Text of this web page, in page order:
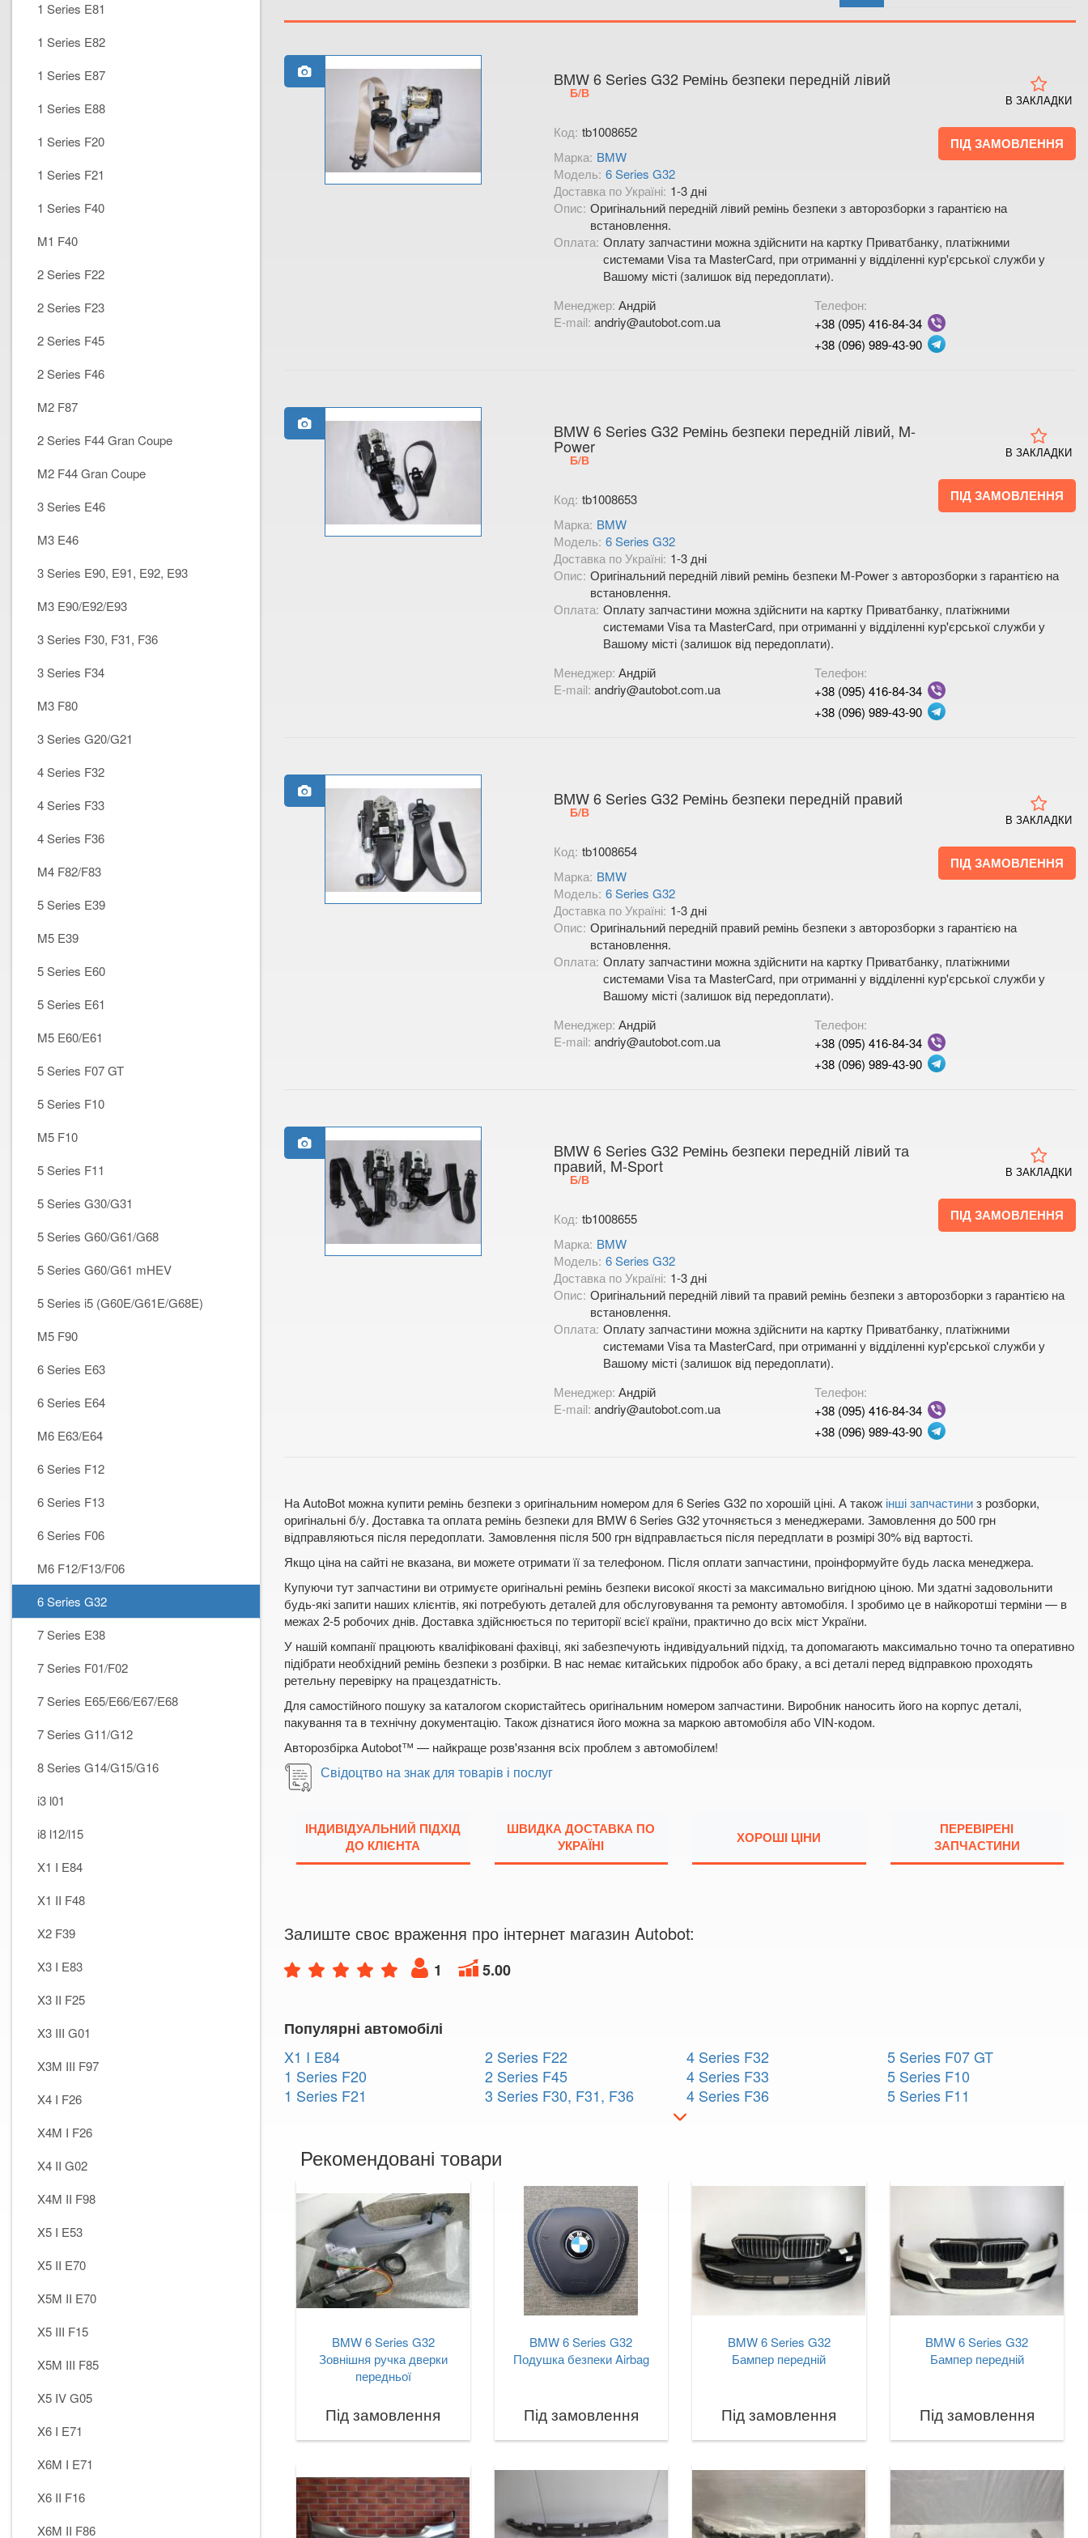
1 Series E81
1 Series E82
1 Series E87
1 Series E88
1 Series F20
1 Series F21
1 Series F40
M1 F40
2 Series F22
2 Series F23
2 Series F45
2 Series F46
M2 F87
2 Series F44 Gran Coupe
M2 F44 Gran Coupe
3 Series E46
M3 E46
3 Series E90, E91, E92, E93
M3 E90/E92/E93
3 Series F30, F31, F36
3 Series F34
M3 F80
3 Series G20/G21
4 Series F32
4 Series F33
4 Series F36
M4 F82/F83
5 Series E39
M5 E39
5 Series E60
5 Series E61
M5 E60/E61
5 Series F07 GT
5 Series F10
M5 F10
5 Series F11
5 Series G30/G31
5 Series G60/G61/G68
5 Series G60/G61 mHEV
5 Series i5 (G60E/G61E/G68E)
M5 F90
6 Series E63
6 Series E64
M6 E63/E64
6 Series F12
6 Series F13
6 Series F06
M6 F12/F13/F06
6 Series G32
7 Series E38
7 Series F01/F02
7 Series E65/E66/E67/E68
7 Series G11/G12
8 Series G14/G15/G16
i3 l01
i8 l12/l15
X1 I E84
X1 II F48
X2 F39
X3 I E83
X3 II F25
X3 III G01
X3M III F97
X4 I F26
X4M I F26
X4 II G02
X4M II F98
X5 I E53
X5 II E70
X5M II E70
X5 III F15
X5M III F85
X5 IV G05
X6 I E71
X6M I E71
X6 II F16
X6M II F86
BMW 6 Series G32 Ремінь безпеки передній лівий
Б/В
ПІД ЗАМОВЛЕННЯ
В ЗАКЛАДКИ
Код: tb1008652
Марка: BMW
Модель: 6 Series G32
Доставка по Україні: 1-3 дні
Опис: Оригінальний передній лівий ремінь безпеки з авторозборки з гарантією на
встановлення.
Оплата: Оплату запчастини можна здійснити на картку Приватбанку, платіжними
системами Visa та MasterCard, при отриманні у відділенні кур'єрської служби у
Вашому місті (залишок від передоплати).
Менеджер: Андрій
E-mail: andriy@autobot.com.ua
Телефон:
+38 (095) 416-84-34
+38 (096) 989-43-90
BMW 6 Series G32 Ремінь безпеки передній лівий, M-
Power
Б/В
ПІД ЗАМОВЛЕННЯ
В ЗАКЛАДКИ
Код: tb1008653
Марка: BMW
Модель: 6 Series G32
Доставка по Україні: 1-3 дні
Опис: Оригінальний передній лівий ремінь безпеки M-Power з авторозборки з гарантією на
встановлення.
Оплата: Оплату запчастини можна здійснити на картку Приватбанку, платіжними
системами Visa та MasterCard, при отриманні у відділенні кур'єрської служби у
Вашому місті (залишок від передоплати).
Менеджер: Андрій
E-mail: andriy@autobot.com.ua
Телефон:
+38 (095) 416-84-34
+38 (096) 989-43-90
BMW 6 Series G32 Ремінь безпеки передній правий
Б/В
ПІД ЗАМОВЛЕННЯ
В ЗАКЛАДКИ
Код: tb1008654
Марка: BMW
Модель: 6 Series G32
Доставка по Україні: 1-3 дні
Опис: Оригінальний передній правий ремінь безпеки з авторозборки з гарантією на
встановлення.
Оплата: Оплату запчастини можна здійснити на картку Приватбанку, платіжними
системами Visa та MasterCard, при отриманні у відділенні кур'єрської служби у
Вашому місті (залишок від передоплати).
Менеджер: Андрій
E-mail: andriy@autobot.com.ua
Телефон:
+38 (095) 416-84-34
+38 (096) 989-43-90
BMW 6 Series G32 Ремінь безпеки передній лівий та
правий, M-Sport
Б/В
ПІД ЗАМОВЛЕННЯ
В ЗАКЛАДКИ
Код: tb1008655
Марка: BMW
Модель: 6 Series G32
Доставка по Україні: 1-3 дні
Опис: Оригінальний передній лівий та правий ремінь безпеки з авторозборки з гарантією на
встановлення.
Оплата: Оплату запчастини можна здійснити на картку Приватбанку, платіжними
системами Visa та MasterCard, при отриманні у відділенні кур'єрської служби у
Вашому місті (залишок від передоплати).
Менеджер: Андрій
E-mail: andriy@autobot.com.ua
Телефон:
+38 (095) 416-84-34
+38 (096) 989-43-90
На AutoBot можна купити ремінь безпеки з оригінальним номером для 6 Series G32 по хорошій ціні. А також інші запчастиниз розборки,
оригінальні б/у. Доставка та оплата ремінь безпеки для BMW 6 Series G32 уточняється з менеджерами. Замовлення до 500 грн
відправляються після передоплати. Замовлення після 500 грн відправлається після передплати в розмірі 30% від вартості.
Якщо ціна на сайті не вказана, ви можете отримати її за телефоном. Після оплати запчастини, проінформуйте будь ласка менеджера.
Купуючи тут запчастини ви отримуєте оригінальні ремінь безпеки високої якості за максимально вигідною ціною. Ми здатні задовольнити
будь-які запити наших клієнтів, які потребують деталей для обслуговування та ремонту автомобіля. І зробимо це в найкоротші терміни — в
межах 2-5 робочих днів. Доставка здійснюється по території всієї країни, практично до всіх міст України.
У нашій компанії працюють кваліфіковані фахівці, які забезпечують індивідуальний підхід, та допомагають максимально точно та оперативно
підібрати необхідний ремінь безпеки з розбірки. В нас немає китайських підробок або браку, а всі деталі перед відправкою проходять
ретельну перевірку на працездатність.
Для самостійного пошуку за каталогом скористайтесь оригінальним номером запчастини. Виробник наносить його на корпус деталі,
пакування та в технічну документацію. Також дізнатися його можна за маркою автомобіля або VIN-кодом.
Авторозбірка Autobot™ — найкраще розв'язання всіх проблем з автомобілем!
Свідоцтво на знак для товарів і послуг
ІНДИВІДУАЛЬНИЙ ПІДХІД
ДО КЛІЄНТА
ШВИДКА ДОСТАВКА ПО
УКРАЇНІ
ХОРОШІ ЦІНИ
ПЕРЕВІРЕНІ
ЗАПЧАСТИНИ
Залиште своє враження про інтернет магазин Autobot:
1 5.00
Популярні автомобілі
X1 I E84
1 Series F20
1 Series F21
2 Series F22
2 Series F45
3 Series F30, F31, F36
4 Series F32
4 Series F33
4 Series F36
5 Series F07 GT
5 Series F10
5 Series F11
Показати на мапі
Рекомендовані товари
BMW 6 Series G32
Зовнішня ручка дверки
передньої
Під замовлення
BMW 6 Series G32
Подушка безпеки Airbag
Під замовлення
BMW 6 Series G32
Бампер передній
Під замовлення
BMW 6 Series G32
Бампер передній
Під замовлення